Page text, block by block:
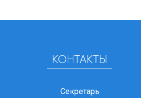
КОНТАКТЫ
Секретарь